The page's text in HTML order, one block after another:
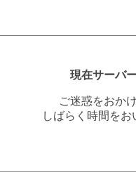
現在サーバ
ご迷惑をおか
しばらく時間を